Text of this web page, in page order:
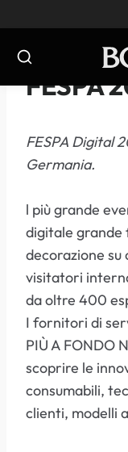
al
contenuto
EVENTI
FESPA
FESPA Digital
Germania.
l più grande
digitale grande
decorazione
visitatori
da oltre 400
I fornitori di
PIÙ A FONDO
scoprire le
consumabili,
clienti, modelli